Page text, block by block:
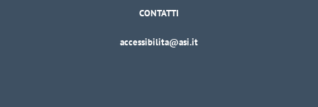
CONTATTI
accessibilita@asi.it